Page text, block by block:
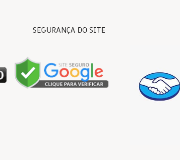
SEGURANÇA DO SITE